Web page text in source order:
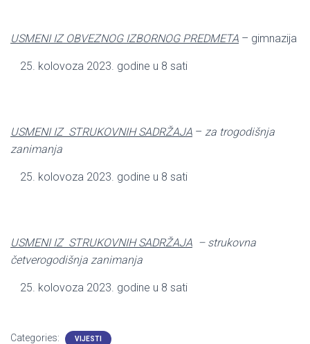
USMENI IZ OBVEZNOG IZBORNOG PREDMETA – gimnazija
kolovoza 2023. godine u 8 sati
USMENI IZ STRUKOVNIH SADRŽAJA – za trogodišnja
zanimanja
kolovoza 2023. godine u 8 sati
USMENI IZ STRUKOVNIH SADRŽAJA – strukovna
četverogodišnja zanimanja
kolovoza 2023. godine u 8 sati
Categories: VIJESTI